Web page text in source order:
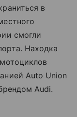
в
смогли
Находка
Auto Union
Audi.